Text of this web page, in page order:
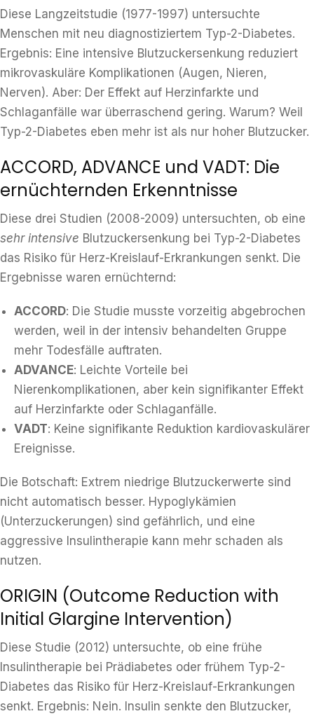
Diese Langzeitstudie (1977-1997) untersuchte
Menschen mit neu diagnostiziertem Typ-2-Diabetes.
Ergebnis: Eine intensive Blutzuckersenkung reduziert
mikrovaskuläre Komplikationen (Augen, Nieren,
Nerven). Aber: Der Effekt auf Herzinfarkte und
Schlaganfälle war überraschend gering. Warum? Weil
Typ-2-Diabetes eben mehr ist als nur hoher Blutzucker.
ACCORD, ADVANCE und VADT: Die
ernüchternden Erkenntnisse
Diese drei Studien (2008-2009) untersuchten, ob eine
sehr intensive Blutzuckersenkung bei Typ-2-Diabetes
das Risiko für Herz-Kreislauf-Erkrankungen senkt. Die
Ergebnisse waren ernüchternd:
ACCORD: Die Studie musste vorzeitig abgebrochen
werden, weil in der intensiv behandelten Gruppe
mehr Todesfälle auftraten.
ADVANCE: Leichte Vorteile bei
Nierenkomplikationen, aber kein signifikanter Effekt
auf Herzinfarkte oder Schlaganfälle.
VADT: Keine signifikante Reduktion kardiovaskulärer
Ereignisse.
Die Botschaft: Extrem niedrige Blutzuckerwerte sind
nicht automatisch besser. Hypoglykämien
(Unterzuckerungen) sind gefährlich, und eine
aggressive Insulintherapie kann mehr schaden als
nutzen.
ORIGIN (Outcome Reduction with
Initial Glargine Intervention)
Diese Studie (2012) untersuchte, ob eine frühe
Insulintherapie bei Prädiabetes oder frühem Typ-2-
Diabetes das Risiko für Herz-Kreislauf-Erkrankungen
senkt. Ergebnis: Nein. Insulin senkte den Blutzucker,